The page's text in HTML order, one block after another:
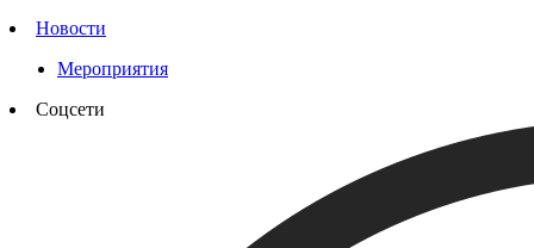
Новости
Мероприятия
Соцсети